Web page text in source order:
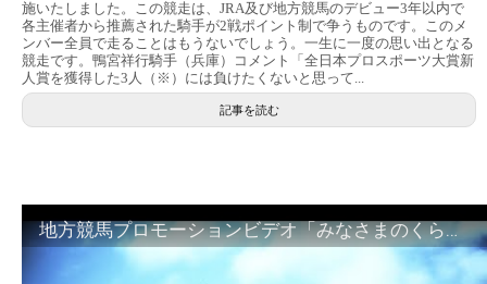
施いたしました。この競走は、JRA及び地方競馬のデビュー3年以内で
各主催者から推薦された騎手が2戦ポイント制で争うものです。このメ
ンバー全員で走ることはもうないでしょう。一生に一度の思い出となる
競走です。鴨宮祥行騎手（兵庫）コメント「全日本プロスポーツ大賞新
人賞を獲得した3人（※）には負けたくないと思って...
記事を読む
地方競馬プロモーションビデオ「みなさまのくらしのために」30秒篇｜NAR公式